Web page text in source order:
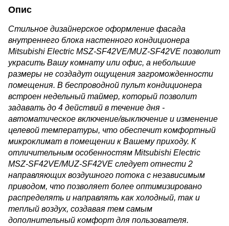
Опис
Стильное дизайнерское оформление фасада
внутреннего блока настенного кондиционера
Mitsubishi Electric MSZ-SF42VE/MUZ-SF42VE позволит
украсить Вашу комнату или офис, а небольшие
размеры не создадут ощущения загроможденности
помещения. В беспроводной пульт кондиционера
встроен недельный таймер, который позволит
задавать до 4 действий в течение дня -
автоматическое включение/выключение и изменение
целевой температуры, что обеспечит комфортный
микроклимат в помещении к Вашему приходу. К
отличительным особенностям Mitsubishi Electric
MSZ-SF42VE/MUZ-SF42VE следует отнести 2
направляющих воздушного потока с независимым
приводом, что позволяет более оптимизировано
распределять и направлять как холодный, так и
теплый воздух, создавая тем самым
дополнительный комфорт для пользователя.